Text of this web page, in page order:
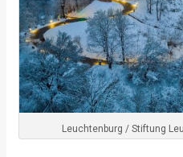
Magazin
Leuchtenburg / Stiftung